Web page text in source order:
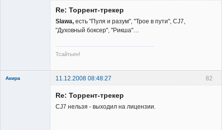
Re: Торрент-трекер
Slawa, есть "Пуля и разум", "Трое в пути", CJ7,
"Духовный боксер", "Рикша"…
Тсайтьен!
82
Акира 11.12.2008 08:48:27
Re: Торрент-трекер
CJ7 нельзя - выходил на лицензии.